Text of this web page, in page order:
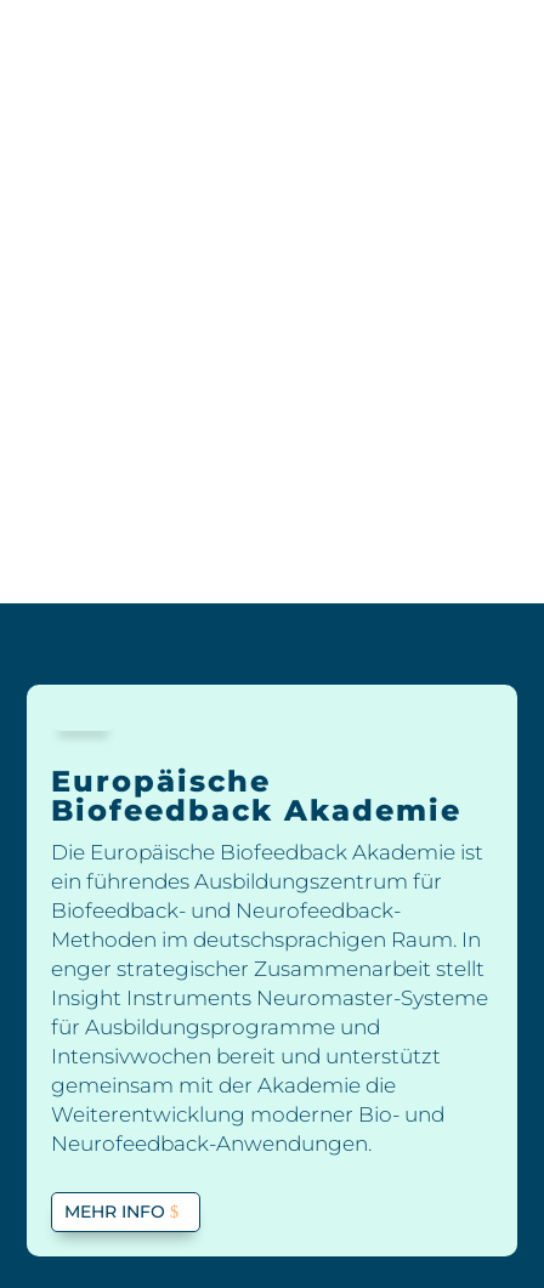
Europäische
Biofeedback Akademie
Die Europäische Biofeedback Akademie ist
ein führendes Ausbildungszentrum für
Biofeedback- und Neurofeedback-
Methoden im deutschsprachigen Raum. In
enger strategischer Zusammenarbeit stellt
Insight Instruments Neuromaster-Systeme
für Ausbildungsprogramme und
Intensivwochen bereit und unterstützt
gemeinsam mit der Akademie die
Weiterentwicklung moderner Bio- und
Neurofeedback-Anwendungen.
MEHR INFO